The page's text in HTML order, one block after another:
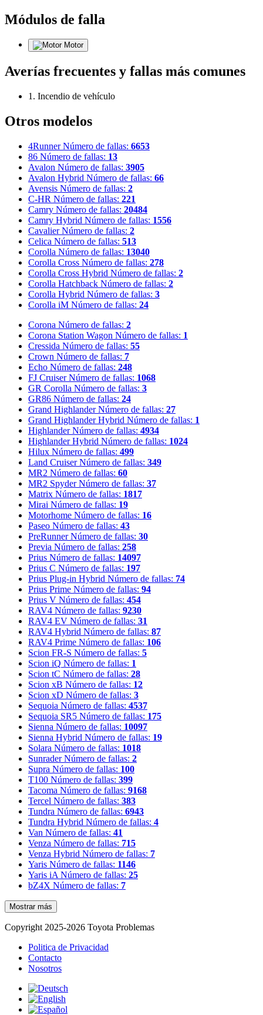
Módulos de falla
Motor
Averías frecuentes y fallas más comunes
1. Incendio de vehículo
Otros modelos
4Runner Número de fallas: 6653
86 Número de fallas: 13
Avalon Número de fallas: 3905
Avalon Hybrid Número de fallas: 66
Avensis Número de fallas: 2
C-HR Número de fallas: 221
Camry Número de fallas: 20484
Camry Hybrid Número de fallas: 1556
Cavalier Número de fallas: 2
Celica Número de fallas: 513
Corolla Número de fallas: 13040
Corolla Cross Número de fallas: 278
Corolla Cross Hybrid Número de fallas: 2
Corolla Hatchback Número de fallas: 2
Corolla Hybrid Número de fallas: 3
Corolla iM Número de fallas: 24
Corona Número de fallas: 2
Corona Station Wagon Número de fallas: 1
Cressida Número de fallas: 55
Crown Número de fallas: 7
Echo Número de fallas: 248
FJ Cruiser Número de fallas: 1068
GR Corolla Número de fallas: 3
GR86 Número de fallas: 24
Grand Highlander Número de fallas: 27
Grand Highlander Hybrid Número de fallas: 1
Highlander Número de fallas: 4934
Highlander Hybrid Número de fallas: 1024
Hilux Número de fallas: 499
Land Cruiser Número de fallas: 349
MR2 Número de fallas: 60
MR2 Spyder Número de fallas: 37
Matrix Número de fallas: 1817
Mirai Número de fallas: 19
Motorhome Número de fallas: 16
Paseo Número de fallas: 43
PreRunner Número de fallas: 30
Previa Número de fallas: 258
Prius Número de fallas: 14097
Prius C Número de fallas: 197
Prius Plug-in Hybrid Número de fallas: 74
Prius Prime Número de fallas: 94
Prius V Número de fallas: 454
RAV4 Número de fallas: 9230
RAV4 EV Número de fallas: 31
RAV4 Hybrid Número de fallas: 87
RAV4 Prime Número de fallas: 106
Scion FR-S Número de fallas: 5
Scion iQ Número de fallas: 1
Scion tC Número de fallas: 28
Scion xB Número de fallas: 12
Scion xD Número de fallas: 3
Sequoia Número de fallas: 4537
Sequoia SR5 Número de fallas: 175
Sienna Número de fallas: 10097
Sienna Hybrid Número de fallas: 19
Solara Número de fallas: 1018
Sunrader Número de fallas: 2
Supra Número de fallas: 100
T100 Número de fallas: 399
Tacoma Número de fallas: 9168
Tercel Número de fallas: 383
Tundra Número de fallas: 6943
Tundra Hybrid Número de fallas: 4
Van Número de fallas: 41
Venza Número de fallas: 715
Venza Hybrid Número de fallas: 7
Yaris Número de fallas: 1146
Yaris iA Número de fallas: 25
bZ4X Número de fallas: 7
Mostrar más
Copyright 2025-2026 Toyota Problemas
Politica de Privacidad
Contacto
Nosotros